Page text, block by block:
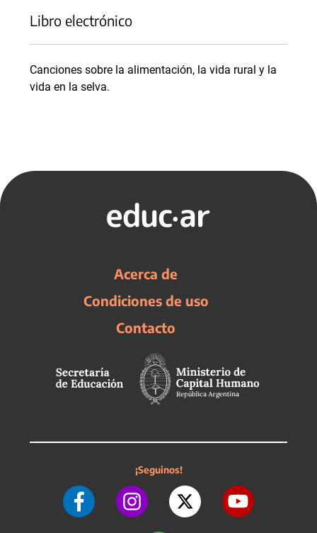
Libro electrónico
Canciones sobre la alimentación, la vida rural y la
vida en la selva.
Acerca de
Condiciones de uso
Contacto
¡Seguinos!